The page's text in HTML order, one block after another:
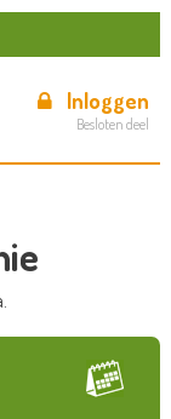
Inloggen
Besloten deel